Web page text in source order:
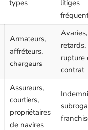
types
litiges
Armateurs,
affréteurs,
chargeurs
Avaries,
retards,
rupture
contrat
Assureurs,
courtiers,
propriétaires
de navires